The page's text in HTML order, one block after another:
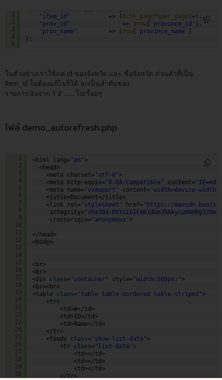
1
2
3
4
5
"item_id"
=> ( $chk_page*$per_page)+$i ,
"prov_id"
=> $row [ 'province_id' ],
"prov_name"
=> $row [ 'province_name' ]
);
ในตัวอย่างเราใช้แค่ id ของจังหวัด และ ชื่อจังหวัด ส่วนตัวที่เป็น
item_id ไม่ต้องแก้ไขก็ได้ จะเป็นลำดับของ
รายการนับจาก 1 2 ..... ไปเรื่อยๆ
ไฟล์ demo_autorefresh.php
1
2
3
4
5
6
7
8
9
10
11
12
13
14
15
16
17
18
19
20
21
22
23
24
25
26
27
28
29
30
<html lang="en" >
<head>
<meta charset="utf-8" >
<meta http-equiv="X-UA-Compatible" content=
<meta name="viewport" content="width=device-
<title>Document</title>
<link rel="stylesheet" href=" https://
integrity="sha384-
crossorigin="anonymous" >
</head>
<body>
<br>
<br>
<div class="container" style="width:500px;" >
<br><br>
<table class="table table-bordered table-striped" >
<tr>
<td>#</td>
<td>ID</td>
<td>Name</td>
</tr>
<tbody class="show-list-data" >
<tr class="list-data" >
<td></td>
<td></td>
<td></td>
</tr>